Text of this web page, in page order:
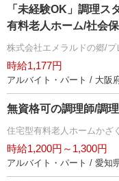
「未経験OK」調理ス
有料老人ホーム/社会
株式会社エメラルドの郷/
時給1,177円
アルバイト・パート / 大阪
無資格可の調理師/調
住宅型有料老人ホームかざ
時給1,200円～1,300円
アルバイト・パート / 愛知